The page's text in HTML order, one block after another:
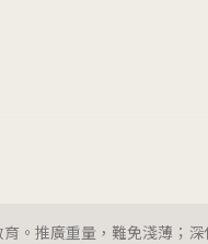
。推廣重量，難免淺薄；